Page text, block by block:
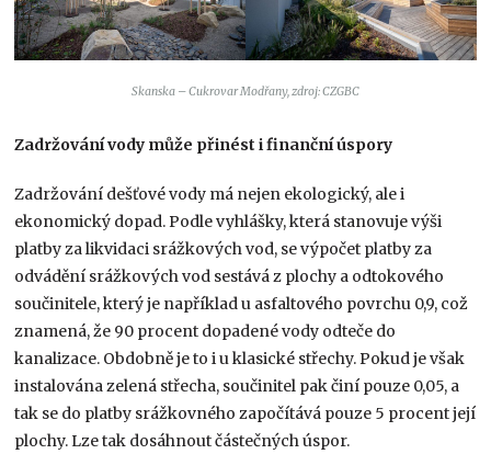
Skanska – Cukrovar Modřany, zdroj: CZGBC
Zadržování vody může přinést i finanční úspory
Zadržování dešťové vody má nejen ekologický, ale i
ekonomický dopad. Podle vyhlášky, která stanovuje výši
platby za likvidaci srážkových vod, se výpočet platby za
odvádění srážkových vod sestává z plochy a odtokového
součinitele, který je například u asfaltového povrchu 0,9, což
znamená, že 90 procent dopadené vody odteče do
kanalizace. Obdobně je to i u klasické střechy. Pokud je však
instalována zelená střecha, součinitel pak činí pouze 0,05, a
tak se do platby srážkovného započítává pouze 5 procent její
plochy. Lze tak dosáhnout částečných úspor.